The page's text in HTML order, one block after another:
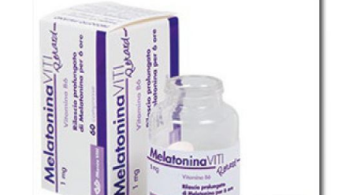
Salini e Multivitaminici: oggi Sconto extra fino al